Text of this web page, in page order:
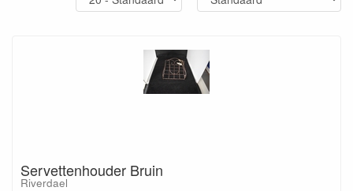
Servettenhouder Bruin
Riverdael